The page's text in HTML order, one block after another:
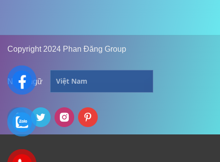
Copyright 2024 Phan Đăng Group
Ngôn ngữ